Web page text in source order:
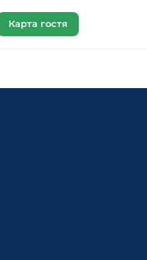
Карта гостя